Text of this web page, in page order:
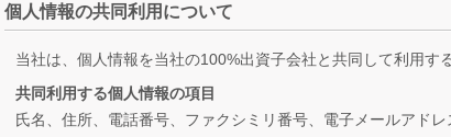
個人情報の共同利用について
当社は、個人情報を当社の100%出資子会社と共同して利用す
共同利用する個人情報の項目
氏名、住所、電話番号、ファクシミリ番号、電子メールアド